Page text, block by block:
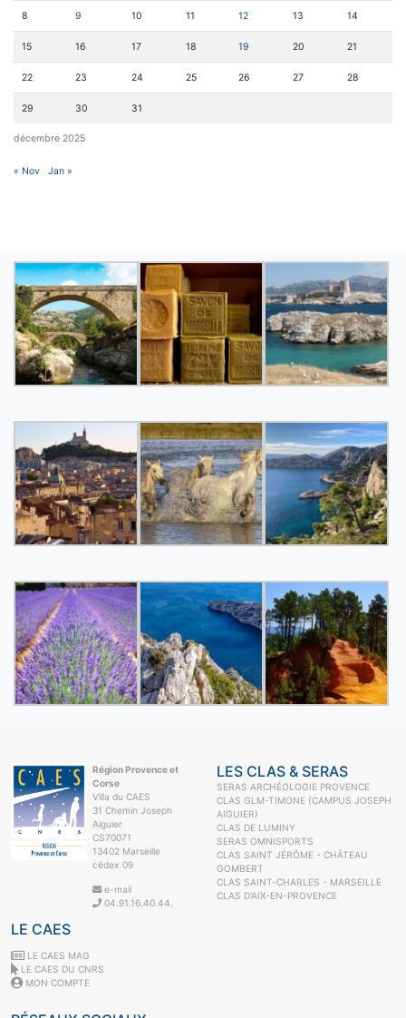
décembre 2025
8 9 10 11 12 13 14
15 16 17 18 19 20 21
22 23 24 25 26 27 28
29 30 31
« Nov Jan »
Région Provence et
Corse
Villa du CAES
31 Chemin Joseph
Aiguier
CS70071
13402 Marseille
cédex 09
e-mail
04.91.16.40.44.
LES CLAS & SERAS
SERAS ARCHÉOLOGIE PROVENCE
CLAS GLM-TIMONE (CAMPUS JOSEPH
AIGUIER)
CLAS DE LUMINY
SERAS OMNISPORTS
CLAS SAINT JÉRÔME - CHÂTEAU
GOMBERT
CLAS SAINT-CHARLES - MARSEILLE
CLAS D'AIX-EN-PROVENCE
LE CAES
LE CAES MAG
LE CAES DU CNRS
MON COMPTE